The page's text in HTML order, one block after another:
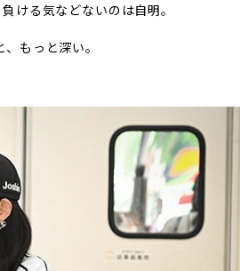
ける気などないのは自明。
もっと深い。